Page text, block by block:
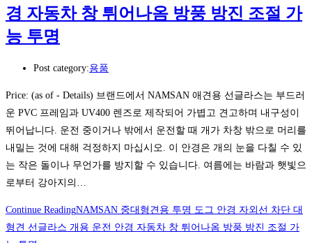
경 자동차 창 튀어나옴 방풍 방진 조절 가
능 투명
Post category:용품
Price: (as of - Details) 브랜드에서 NAMSAN 애견용 선글라스는 부드러
운 PVC 프레임과 UV400 렌즈로 제작되어 가볍고 견고하며 내구성이
뛰어납니다. 운전 중이거나 밖에서 운전할 때 개가 차창 밖으로 머리를
내밀는 것에 대해 걱정하지 마십시오. 이 안경은 개의 눈을 다칠 수 있
는 작은 돌이나 무언가를 방지할 수 있습니다. 여름에는 바람과 햇빛으
로부터 강아지의…
Continue ReadingNAMSAN 중대형견용 투명 도그 안경 자외선 차단 대
형견 선글라스 개용 운전 안경 자동차 창 튀어나옴 방풍 방진 조절 가